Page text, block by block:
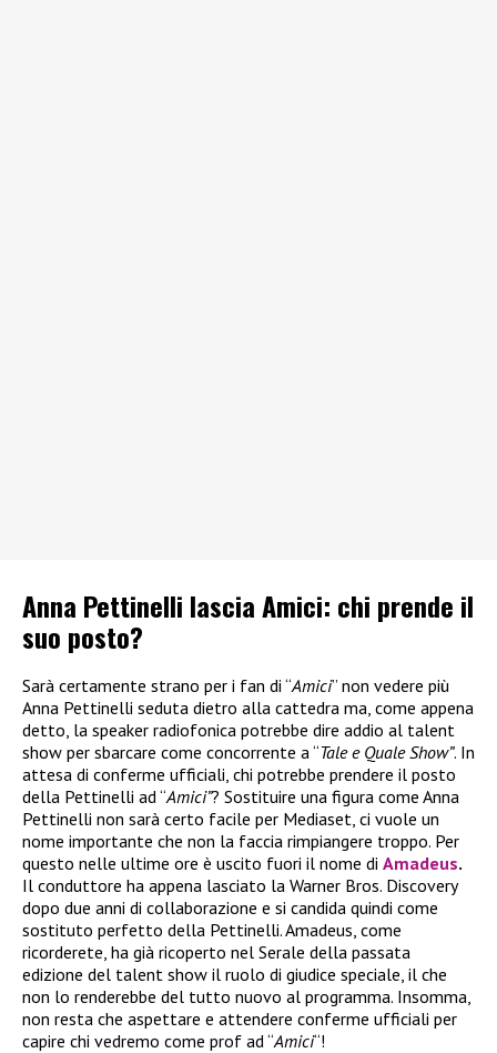
Anna Pettinelli lascia Amici: chi prende il
suo posto?
Sarà certamente strano per i fan di “Amici” non vedere più
Anna Pettinelli seduta dietro alla cattedra ma, come appena
detto, la speaker radiofonica potrebbe dire addio al talent
show per sbarcare come concorrente a “Tale e Quale Show”. In
attesa di conferme ufficiali, chi potrebbe prendere il posto
della Pettinelli ad “Amici”? Sostituire una figura come Anna
Pettinelli non sarà certo facile per Mediaset, ci vuole un
nome importante che non la faccia rimpiangere troppo. Per
questo nelle ultime ore è uscito fuori il nome di Amadeus.
Il conduttore ha appena lasciato la Warner Bros. Discovery
dopo due anni di collaborazione e si candida quindi come
sostituto perfetto della Pettinelli. Amadeus, come
ricorderete, ha già ricoperto nel Serale della passata
edizione del talent show il ruolo di giudice speciale, il che
non lo renderebbe del tutto nuovo al programma. Insomma,
non resta che aspettare e attendere conferme ufficiali per
capire chi vedremo come prof ad “Amici“!